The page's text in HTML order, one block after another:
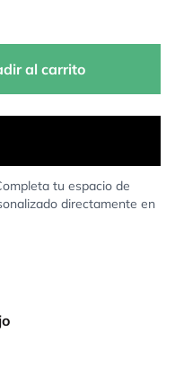
al carrito
tu espacio de
directamente en